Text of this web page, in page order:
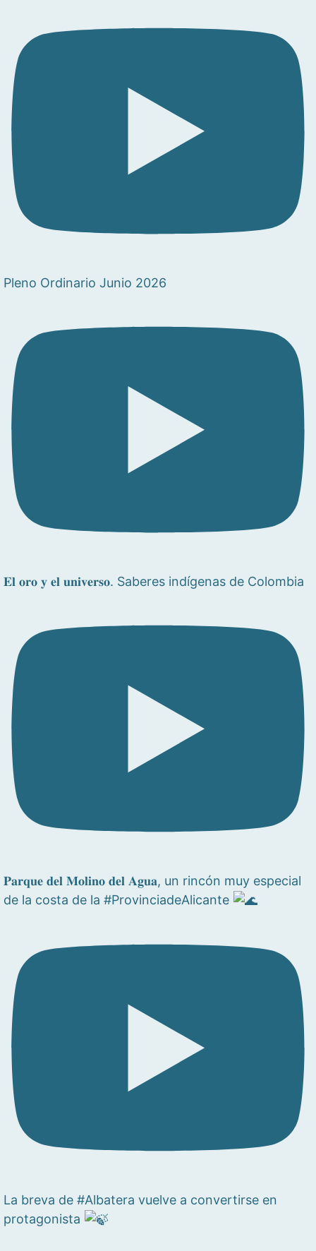
Pleno Ordinario Junio 2026
𝐄𝐥 𝐨𝐫𝐨 𝐲 𝐞𝐥 𝐮𝐧𝐢𝐯𝐞𝐫𝐬𝐨. Saberes indígenas de Colombia
𝐏𝐚𝐫𝐪𝐮𝐞 𝐝𝐞𝐥 𝐌𝐨𝐥𝐢𝐧𝐨 𝐝𝐞𝐥 𝐀𝐠𝐮𝐚, un rincón muy especial
de la costa de la #ProvinciadeAlicante
La breva de #Albatera vuelve a convertirse en
protagonista